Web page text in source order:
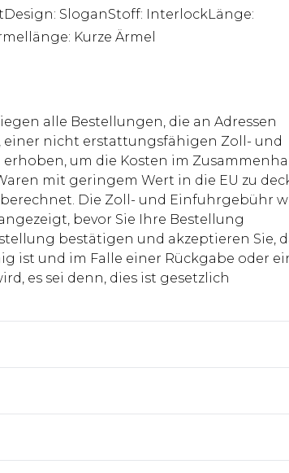
SloganStoff: InterlockLänge:
Kurze Ärmel
alle Bestellungen, die an Adressen
nicht erstattungsfähigen Zoll- und
um die Kosten im
mit geringem Wert in die EU zu
Die Zoll- und Einfuhrgebühr
bevor Sie Ihre Bestellung
bestätigen und akzeptieren Sie,
ist und im Falle einer Rückgabe oder
es sei denn, dies ist gesetzlich